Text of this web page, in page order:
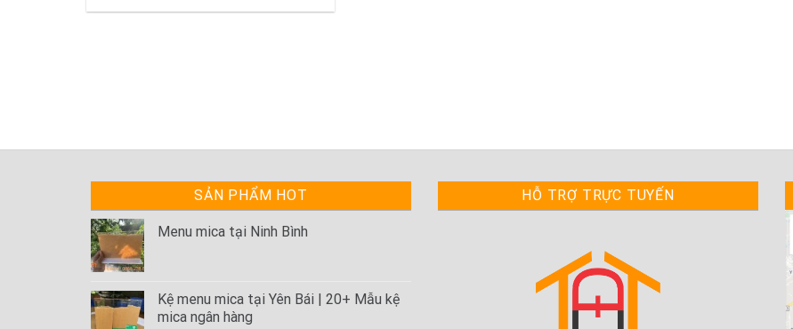
SẢN PHẨM HOT
Menu mica tại Ninh Bình
Kệ menu mica tại Yên Bái | 20+ Mẫu kệ
mica ngân hàng
HỖ TRỢ TRỰC TUYẾN